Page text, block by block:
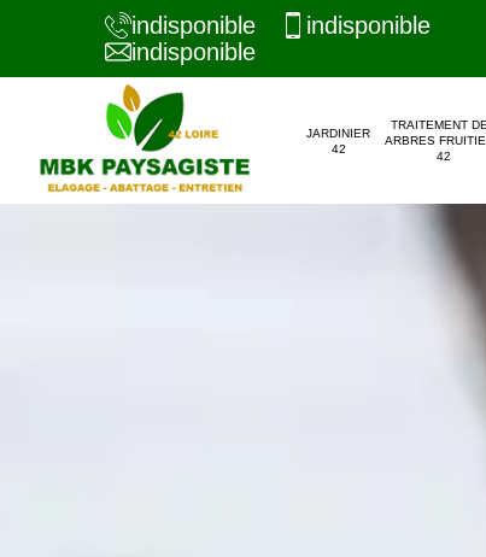
indisponible
indisponible
indisponible
JARDINIER
42
TRAITEMENT
ARBRES
42